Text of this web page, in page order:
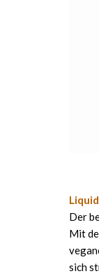
Der
Mit
sich